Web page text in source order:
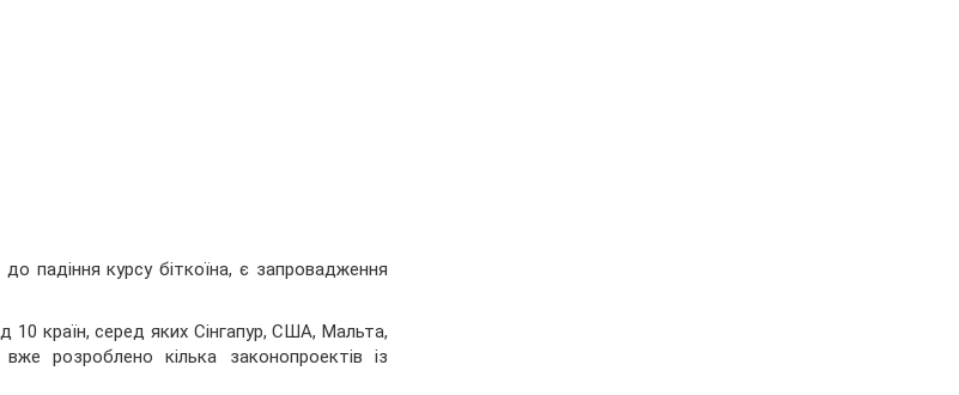
до падіння курсу біткоїна, є запровадження
10 країн, серед яких Сінгапур, США, Мальта,
розроблено кілька законопроектів із